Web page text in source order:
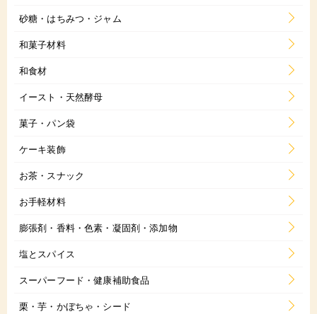
砂糖・はちみつ・ジャム
和菓子材料
和食材
イースト・天然酵母
菓子・パン袋
ケーキ装飾
お茶・スナック
お手軽材料
膨張剤・香料・色素・凝固剤・添加物
塩とスパイス
スーパーフード・健康補助食品
栗・芋・かぼちゃ・シード